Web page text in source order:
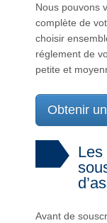
Nous pouvons
complète de
choisir
réglement de
petite et
Obtenir
Les
Avant de